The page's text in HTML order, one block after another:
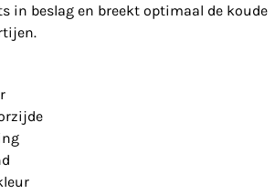
in beslag en breekt optimaal de koude